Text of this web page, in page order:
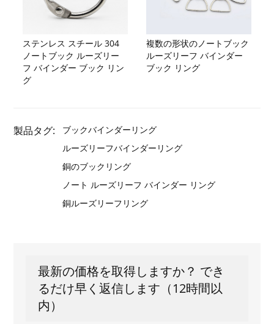
ステンレス スチール 304
ノートブック ルーズリー
フ バインダー ブック リン
グ
複数の形状のノートブック
ルーズリーフ バインダー
ブック リング
製品タグ:
ブックバインダーリング
ルーズリーフバインダーリング
銅のブックリング
ノート ルーズリーフ バインダー リング
銅ルーズリーフリング
最新の価格を取得しますか？ でき
るだけ早く返信します（12時間以
内）